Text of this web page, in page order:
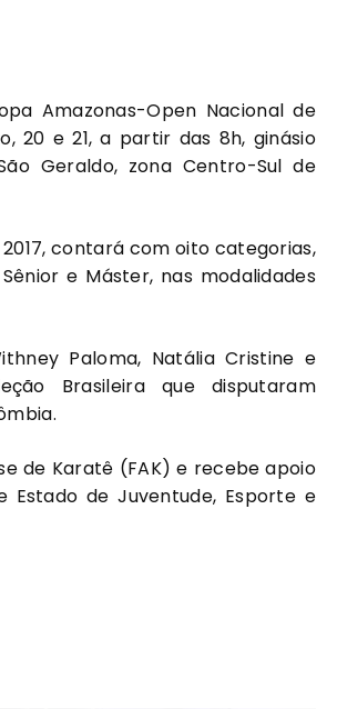
Amazonas-Open Nacional de
20 e 21, a partir das 8h, ginásio
Geraldo, zona Centro-Sul de
contará com oito categorias,
e Máster, nas modalidades
Paloma, Natália Cristine e
Brasileira que disputaram
de Karatê (FAK) e recebe apoio
Estado de Juventude, Esporte e